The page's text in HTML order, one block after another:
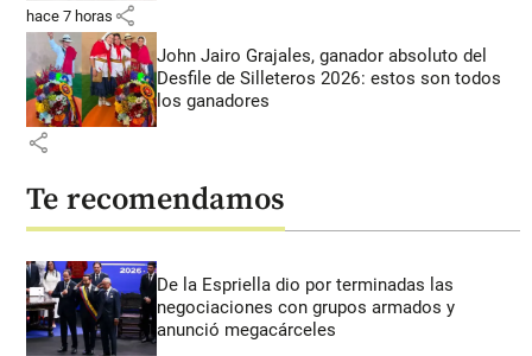
hace 7 horas share
John Jairo Grajales, ganador absoluto del
Desfile de Silleteros 2026: estos son todos
los ganadores
share
Te recomendamos
De la Espriella dio por terminadas las
negociaciones con grupos armados y
anunció megacárceles